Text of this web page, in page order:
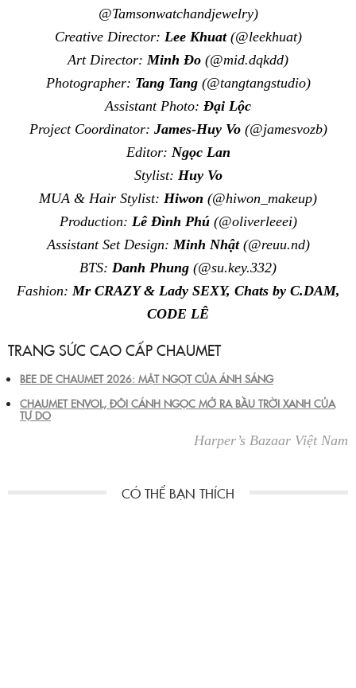
@Tamsonwatchandjewelry)
Creative Director: Lee Khuat(@leekhuat)
Art Director:Minh Đo (@mid.dqkdd)
Photographer: Tang Tang(@tangtangstudio)
Assistant Photo: Đại Lộc
Project Coordinator: James-Huy Vo(@jamesvozb)
Editor: Ngọc Lan
Stylist: Huy Vo
MUA & Hair Stylist: Hiwon (@hiwon_makeup)
Production: Lê Đình Phú(@oliverleeei)
Assistant Set Design:Minh Nhật(@reuu.nd)
BTS: Danh Phung (@su.key.332)
Fashion:Mr CRAZY & Lady SEXY, Chats by C.DAM,
CODE LÊ
TRANG SỨC CAO CẤP CHAUMET
BEE DE CHAUMET 2026: MẬT NGỌT CỦA ÁNH SÁNG
CHAUMET ENVOL, ĐÔI CÁNH NGỌC MỞ RA BẦU TRỜI XANH CỦA
TỰ DO
Harper’s Bazaar Việt Nam